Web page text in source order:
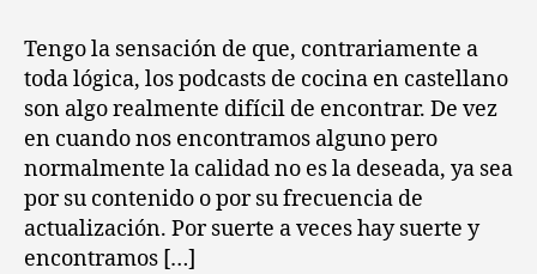
de
alemanas
Tengo la sensación de que, contrariamente a
toda lógica, los podcasts de cocina en castellano
son algo realmente difícil de encontrar. De vez
en cuando nos encontramos alguno pero
normalmente la calidad no es la deseada, ya sea
por su contenido o por su frecuencia de
actualización. Por suerte a veces hay suerte y
encontramos […]